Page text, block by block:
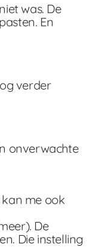
was. De
En
verder
onverwachte
me ook
De
Die instelling